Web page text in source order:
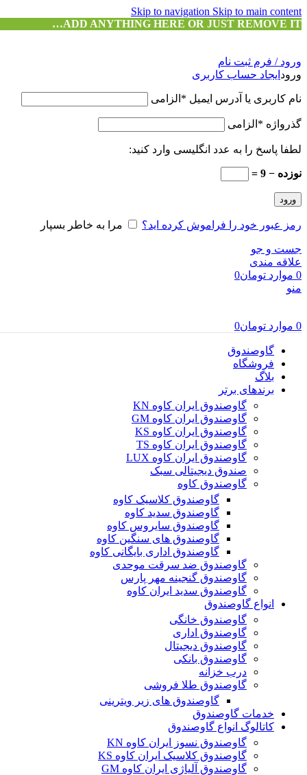
Skip to navigation Skip to main content
ADD ANYTHING HERE OR JUST REMOVE IT…
ورود / فرم ثبت نام
ورود ایجاد حساب کاربری
نام کاربری یا آدرس ایمیل * الزامی
گذرواژه * الزامی
لطفا پاسخ را به عدد انگلیسی وارد کنید:
نوزده − 9 =
ورود
رمز عبور خود را فراموش کرده اید؟ مرا به خاطر بسپار
جست و جو
علاقه مندی
0 موارد تومان0
منو
0 موارد تومان0
گاوصندوق
فروشگاه
بلاگ
برندهای برتر
گاوصندوق ایران کاوه KN
گاوصندوق ایران کاوه GM
گاوصندوق ایران کاوه KS
گاوصندوق ایران کاوه TS
گاوصندوق ایران کاوه LUX
صندوق دیجیتالی سبک
گاوصندوق کاوه
گاوصندوق کلاسیک کاوه
گاوصندوق سدید کاوه
گاوصندوق سایروس کاوه
گاوصندوق های سنگین کاوه
گاوصندوق اداری بایگانی کاوه
گاوصندوق ضد سرقت موحدی
گاوصندوق گنجینه مهر پارس
گاوصندوق سدید ایران کاوه
انواع گاوصندوق
گاوصندوق خانگی
گاوصندوق اداری
گاوصندوق دیجیتال
گاوصندوق بانکی
درب خزانه
گاوصندوق طلا فروشی
گاوصندوق های زیر ویترینی
خدمات گاوصندوق
کاتالوگ انواع گاوصندوق
گاوصندوق نسوز ایران کاوه KN
گاوصندوق کلاسیک ایران کاوه KS
گاوصندوق آلیاژِی ایران کاوه GM